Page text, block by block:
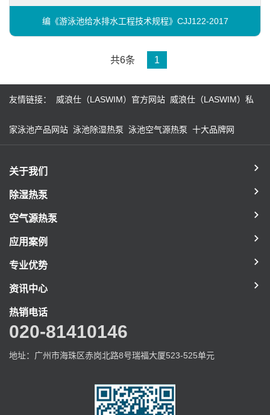
编《游泳池给水排水工程技术规程》CJJ122-2017
共6条 1
友情链接： 威浪仕（LASWIM）官方网站 威浪仕（LASWIM）私
家泳池产品网站 泳池除湿热泵 泳池空气源热泵 十大品牌网
关于我们
除湿热泵
空气源热泵
应用案例
专业优势
资讯中心
热销电话
020-81410146
地址：广州市海珠区赤岗北路8号瑞福大厦523-525单元